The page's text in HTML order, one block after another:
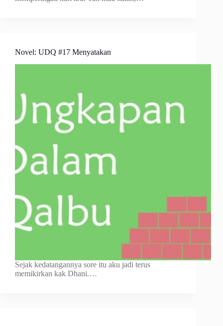
Novel: UDQ #17 Menyatakan
Sejak kedatangannya sore itu aku jadi terus
memikirkan kak Dhani.…